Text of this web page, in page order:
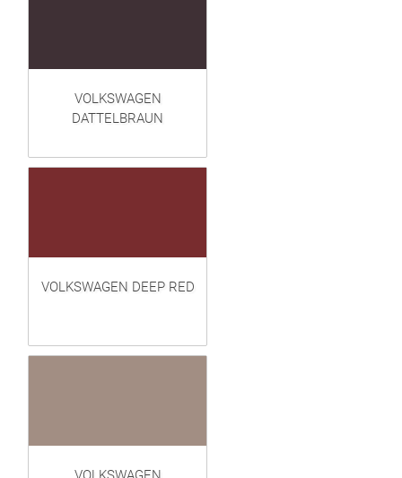
VOLKSWAGEN
DATTELBRAUN
VOLKSWAGEN DEEP RED